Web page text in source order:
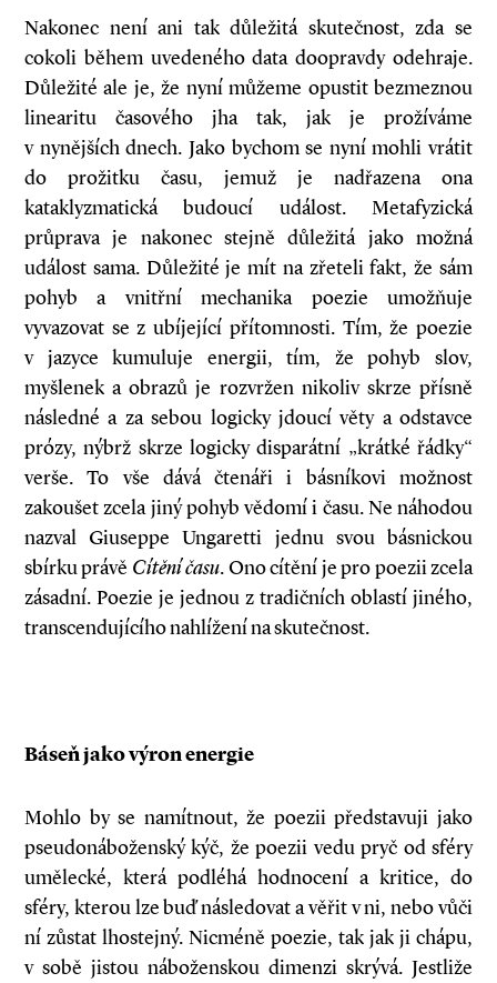
Nakonec není ani tak důležitá skutečnost, zda se
cokoli během uvedeného data do­­opravdy odehraje.
Důležité ale je, že nyní můžeme opustit bezmeznou
linearitu časového jha tak, jak je prožíváme
v nynějších dnech. Jako bychom se nyní mohli vrátit
do prožitku času, jemuž je nadřazena ona
kataklyzmatická budoucí událost. Metafyzická
průprava je nakonec stejně důležitá jako možná
událost sama. Důležité je mít na zřeteli fakt, že sám
pohyb a vnitřní mechanika poezie umožňuje
vyvazovat se z ubíjející přítomnosti. Tím, že poezie
v jazyce kumuluje energii, tím, že pohyb slov,
myšlenek a obrazů je rozvržen nikoliv skrze přísně
následné a za sebou logicky jdoucí věty a odstavce
prózy, nýbrž skrze logicky disparátní „krátké řádky“
verše. To vše dává čtenáři i básníkovi možnost
zakoušet zcela jiný pohyb vědomí i času. Ne náhodou
nazval Giuseppe Ungaretti jednu svou básnickou
sbírku právě Cítění času. Ono cítění je pro poezii zcela
zásadní. Poezie je jednou z tradičních oblastí jiného,
transcendujícího nahlížení na skutečnost.
Báseň jako výron energie
Mohlo by se namítnout, že poezii představuji jako
pseudonáboženský kýč, že poezii vedu pryč od sféry
umělecké, která podléhá hodnocení a kritice, do
sféry, kterou lze buď následovat a věřit v ni, nebo vůči
ní zůstat lhostejný. Nicméně poezie, tak jak ji chápu,
v sobě jistou náboženskou dimenzi skrývá. Jestliže